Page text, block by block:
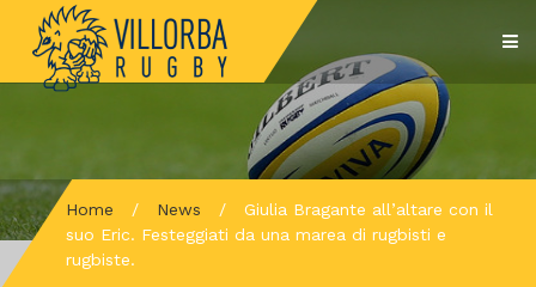
Home / News /
Giulia Bragante all’altare con il
suo Eric. Festeggiati da una marea di rugbisti e
rugbiste.